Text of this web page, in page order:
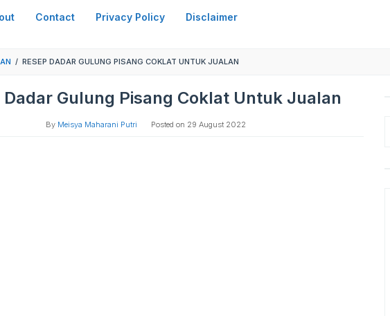
Contact Privacy Policy Disclaimer
/ RESEP DADAR GULUNG PISANG COKLAT UNTUK JUALAN
Dadar Gulung Pisang Coklat Untuk Jualan
By Meisya Maharani Putri Posted on 29 August 2022